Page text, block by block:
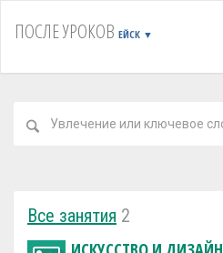
ПОСЛЕ УРОКОВ ЕЙСК ▼
Все занятия 2